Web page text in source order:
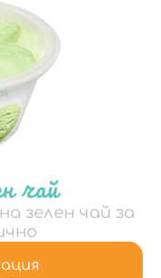
чай
зелен чай за